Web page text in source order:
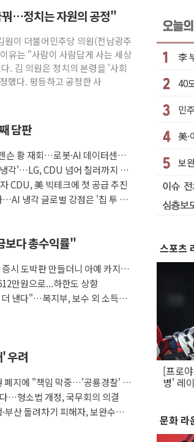
약 부족 현실화
강원 동해안 강한 비 이어져
수거차에 치여 사망
성 2명 숨져
"…'결혼 페널티' 22개 과제 손본다
제적 시민 연대로 목소리 내야"
흘만에 숨진 채 발견
들 체포
…제주 연설서 신경전 고조
꿔…정치는 자원의 공정"
이 더불어민주당 의원(전남광주
유는 "사람이 사람답게 사는 세상
. 김 의원은 정치의 본령을 '사회
했다. 평등하고 공정한 사
담판
슨 황 재회…로봇·AI 데이터센터·
각'…LG, CDU 넘어 칠러까지 묶
CDU, 美 빅테크에 첫 공급 추진
냉각 글로벌 강점은 '칩 투 칠
보다 총수익률"
시 도박판 만들더니 아예 카지노
만원으로...하한도 상향
낸다"…복지부, 보수 외 소득월
우려
폐지에 "책임 막중…'공룡경찰' 우
…형소법 개정, 국무회의 의결
산 돌려차기 피해자, 보완수사
李
40
민
美·
보
스포츠
[프로
병' 레
문화 라